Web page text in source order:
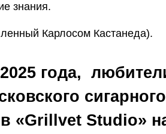
знания.
Карлосом Кастанеда).
года,
«Grillvet Studio»